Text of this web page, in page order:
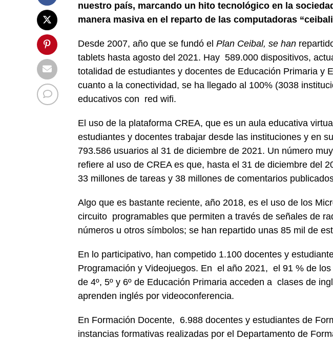
nuestro país, marcando un hito tecnológico en la
manera masiva en el reparto de las computadoras
Desde 2007, año que se fundó el Plan Ceibal, se han
tablets hasta agosto del 2021. Hay 589.000 dispositivos,
totalidad de estudiantes y docentes de Educación Primaria y
cuanto a la conectividad, se ha llegado al 100% (3038
educativos con red wifi.
El uso de la plataforma CREA, que es un aula educativa
estudiantes y docentes trabajar desde las instituciones y en
793.586 usuarios al 31 de diciembre de 2021. Un número
refiere al uso de CREA es que, hasta el 31 de diciembre del
33 millones de tareas y 38 millones de comentarios
Algo que es bastante reciente, año 2018, es el uso de los
circuito programables que permiten a través de señales de
números u otros símbolos; se han repartido unas 85 mil de
En lo participativo, han competido 1.100 docentes y
Programación y Videojuegos. En el año 2021, el 91 % de
de 4º, 5º y 6º de Educación Primaria acceden a clases de
aprenden inglés por videoconferencia.
En Formación Docente, 6.988 docentes y estudiantes de
instancias formativas realizadas por el Departamento de